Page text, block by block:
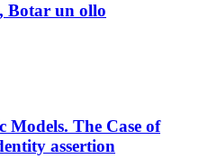
Botar un ollo
The Case of
assertion